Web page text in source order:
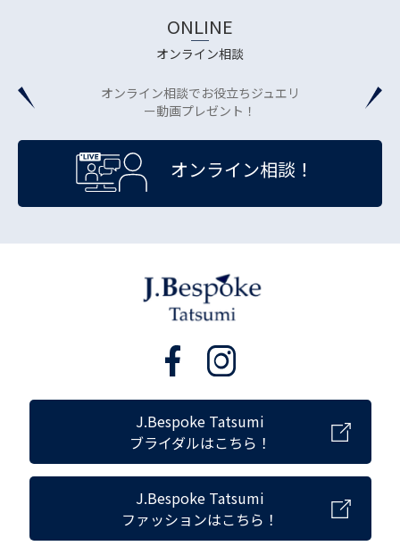
ONLINE
オンライン相談
オンライン相談でお役立ちジュエリ
ー動画プレゼント！
オンライン相談！
J.Bespoke Tatsumi
ブライダルはこちら！
J.Bespoke Tatsumi
ファッションはこちら！